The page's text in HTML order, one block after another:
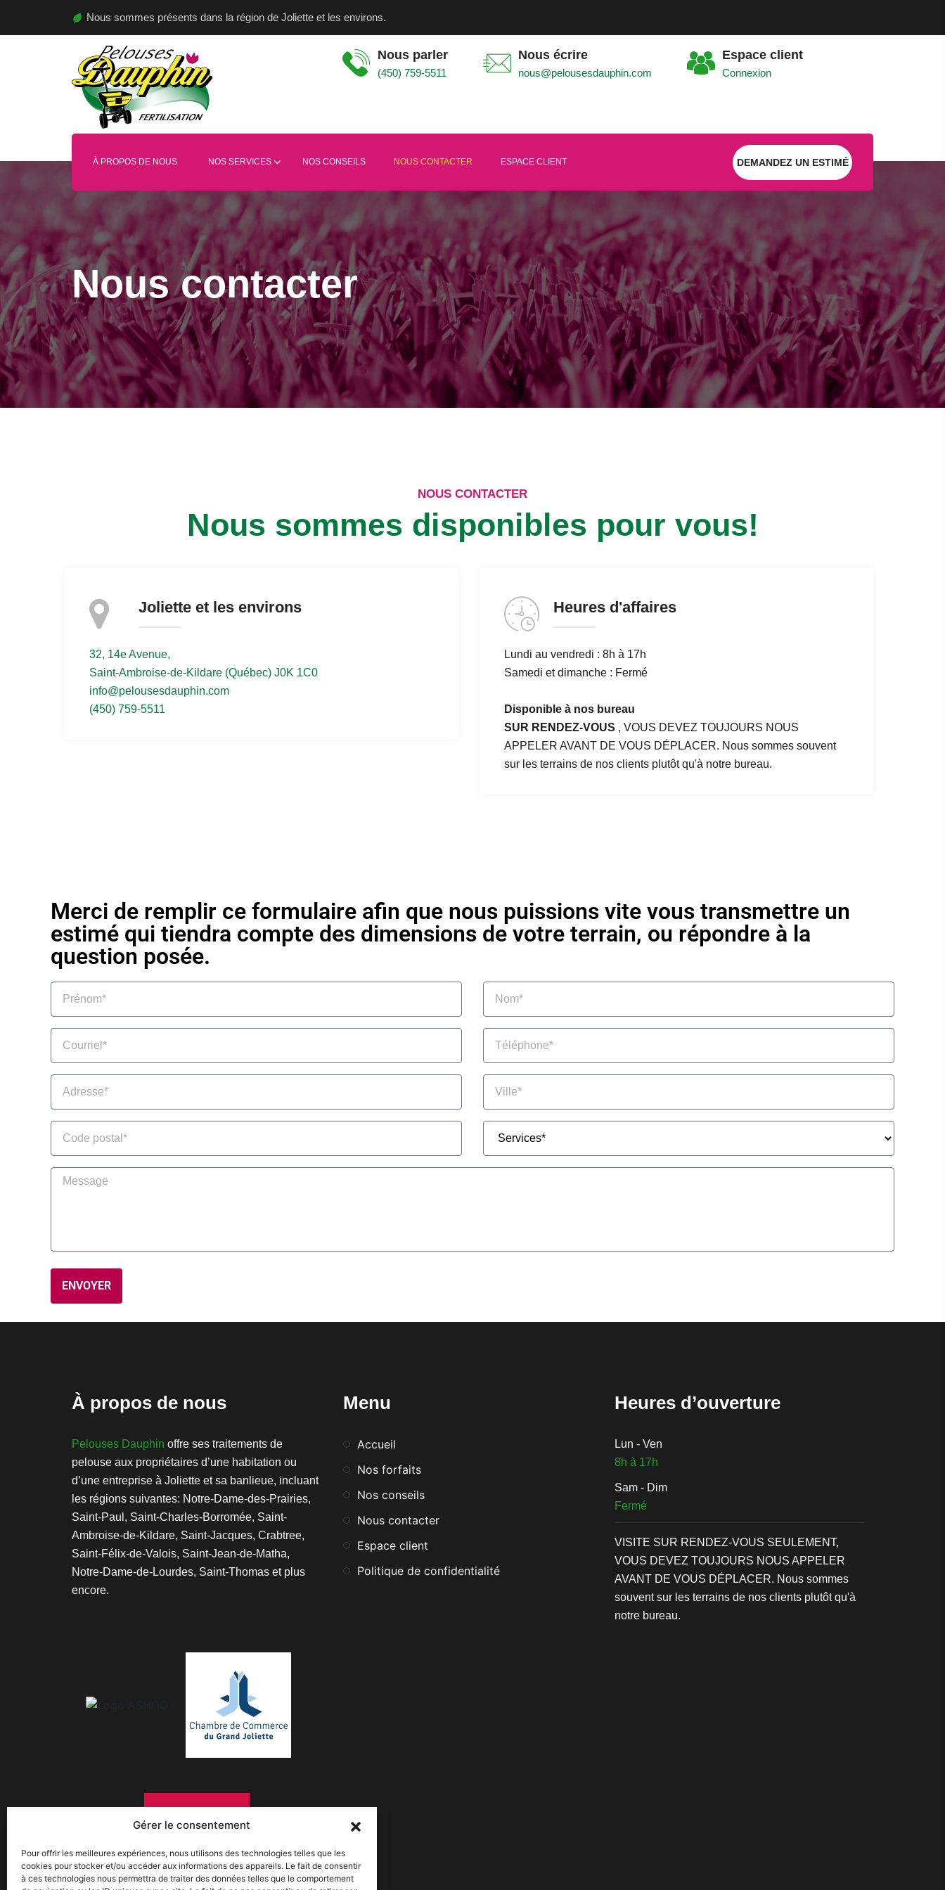
Gérer le consentement
Pour offrir les meilleures expériences, nous utilisons des technologies telles que les
cookies pour stocker et/ou accéder aux informations des appareils. Le fait de consentir
à ces technologies nous permettra de traiter des données telles que le comportement
Nous sommes présents dans la région de Joliette et les environs.
Nous parler
(450) 759-5511
Nous écrire
nous@pelousesdauphin.com
Espace client
Connexion
À PROPOS DE NOUS NOS SERVICES NOS CONSEILS NOUS CONTACTER ESPACE CLIENT DEMANDEZ UN ESTIMÉ
Nous contacter
NOUS CONTACTER
Nous sommes disponibles pour vous!
Joliette et les environs
32, 14e Avenue,
Saint-Ambroise-de-Kildare (Québec) J0K 1C0
info@pelousesdauphin.com
(450) 759-5511
Heures d'affaires
Lundi au vendredi : 8h à 17h
Samedi et dimanche : Fermé
Disponible à nos bureau
SUR RENDEZ-VOUS , VOUS DEVEZ TOUJOURS NOUS
APPELER AVANT DE VOUS DÉPLACER. Nous sommes souvent
sur les terrains de nos clients plutôt qu'à notre bureau.
Merci de remplir ce formulaire afin que nous puissions vite vous transmettre un
estimé qui tiendra compte des dimensions de votre terrain, ou répondre à la
question posée.
À propos de nous
Pelouses Dauphin offre ses traitements de
pelouse aux propriétaires d’une habitation ou
d’une entreprise à Joliette et sa banlieue, incluant
les régions suivantes: Notre-Dame-des-Prairies,
Saint-Paul, Saint-Charles-Borromée, Saint-
Ambroise-de-Kildare, Saint-Jacques, Crabtree,
Saint-Félix-de-Valois, Saint-Jean-de-Matha,
Notre-Dame-de-Lourdes, Saint-Thomas et plus
encore.
Menu
Accueil
Nos forfaits
Nos conseils
Nous contacter
Espace client
Politique de confidentialité
Heures d’ouverture
Lun - Ven
8h à 17h
Sam - Dim
Fermé
VISITE SUR RENDEZ-VOUS SEULEMENT,
VOUS DEVEZ TOUJOURS NOUS APPELER
AVANT DE VOUS DÉPLACER. Nous sommes
souvent sur les terrains de nos clients plutôt qu'à
notre bureau.